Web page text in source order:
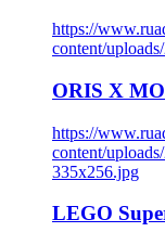
https://
content/
ORIS X
https://
content/
335x256.jpg
LEGO